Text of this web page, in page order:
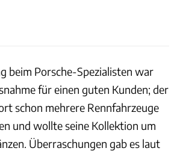
beim Porsche-Spezialisten war
für einen guten Kunden; der
schon mehrere Rennfahrzeuge
und wollte seine Kollektion um
Überraschungen gab es laut